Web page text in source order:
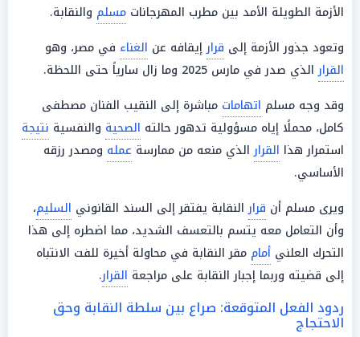
الأزمة الطويلة الأمد بين مطرب المهرجانات مسلم والنقابة.
وتعود جذور الأزمة إلى قرارإيقافه عن الغناء في مصر، وهو
القرارالذي صدر في مارس 2025 وما زال سارياً حتى اللحظة.
وقد وجه مسلم اتهامات مباشرة إلى النقيب الفنان مصطفى
كامل، محملًا إياه مسؤولية تدهور حالته الصحية والنفسية نتيجة
استمرار هذا القرارالذي منعه من ممارسة عمله ومصدر رزقه
الأساسي.
ويرى مسلم أن قرارالنقابة يفتقر إلى السند القانوني السليم،
وأن التعامل معه يتسم بالتعسف الشديد، مما اضطره إلى هذا
التحرك العلني أمام مقر النقابة في محاولة أخيرة للفت الانتباه
إلى قضيته وربما إجبار النقابة على مراجعة القرار.
ردود الفعل المتوقعة: صراع بين سلطة النقابة وحق
الاحتجاج